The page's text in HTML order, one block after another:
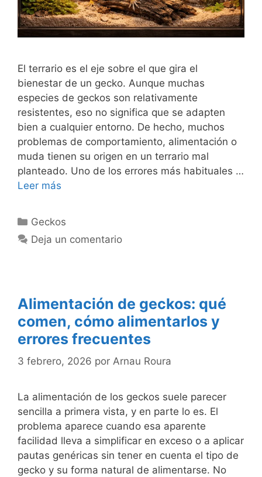
El terrario es el eje sobre el que gira el
bienestar de un gecko. Aunque muchas
especies de geckos son relativamente
resistentes, eso no significa que se adapten
bien a cualquier entorno. De hecho, muchos
problemas de comportamiento, alimentación o
muda tienen su origen en un terrario mal
planteado. Uno de los errores más habituales …
Leer más
Categorías
Geckos
Deja un comentario
Alimentación de geckos: qué
comen, cómo alimentarlos y
errores frecuentes
3 febrero, 2026 por Arnau Roura
La alimentación de los geckos suele parecer
sencilla a primera vista, y en parte lo es. El
problema aparece cuando esa aparente
facilidad lleva a simplificar en exceso o a aplicar
pautas genéricas sin tener en cuenta el tipo de
gecko y su forma natural de alimentarse. No